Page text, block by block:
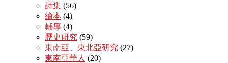
詩集 (56)
繪本 (4)
輔導 (4)
歷史研究 (59)
東南亞、東北亞研究 (27)
東南亞華人 (20)